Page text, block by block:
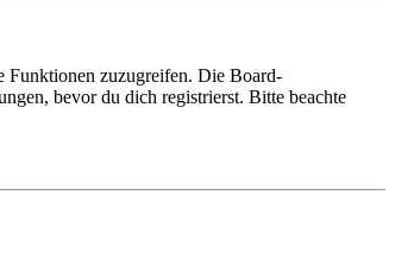
Funktionen zuzugreifen. Die Board-
bevor du dich registrierst. Bitte beachte